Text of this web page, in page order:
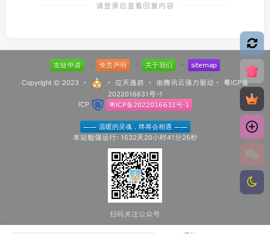
请登录后查看回复内容
Copyright © 2023 · · 应天逸启 · 由 腾讯云强力驱动· 粤ICP备
2022016631号-1
ICP
本站勉强运行: 1632天20小时41分27秒
扫码关注公众号